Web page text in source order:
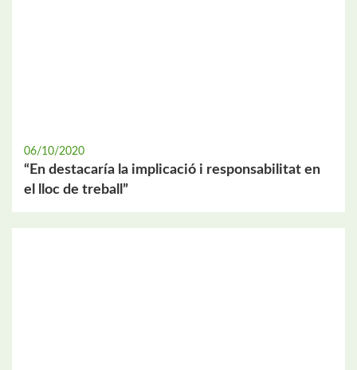
06/10/2020
“En destacaría la implicació i responsabilitat en
el lloc de treball”